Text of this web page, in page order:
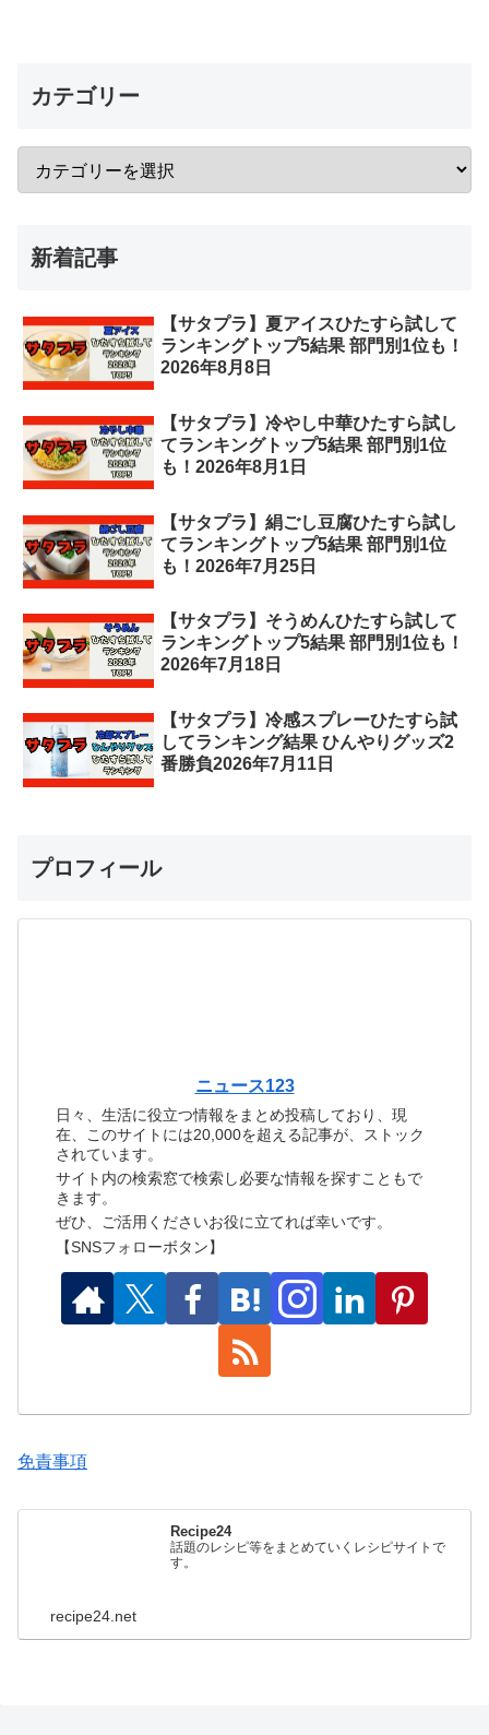
カテゴリー
新着記事
【サタプラ】夏アイスひたすら試して
ランキングトップ5結果 部門別1位も！
2026年8月8日
【サタプラ】冷やし中華ひたすら試し
てランキングトップ5結果 部門別1位
も！2026年8月1日
【サタプラ】絹ごし豆腐ひたすら試し
てランキングトップ5結果 部門別1位
も！2026年7月25日
【サタプラ】そうめんひたすら試して
ランキングトップ5結果 部門別1位も！
2026年7月18日
【サタプラ】冷感スプレーひたすら試
してランキング結果 ひんやりグッズ2
番勝負2026年7月11日
プロフィール
ニュース123
日々、生活に役立つ情報をまとめ投稿しており、現
在、このサイトには20,000を超える記事が、ストック
されています。
サイト内の検索窓で検索し必要な情報を探すこともで
きます。
ぜひ、ご活用くださいお役に立てれば幸いです。
【SNSフォローボタン】
免責事項
Recipe24
話題のレシピ等をまとめていくレシピサイトで
す。
recipe24.net